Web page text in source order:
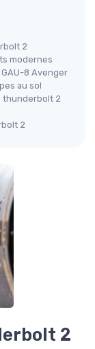
2
modernes
8 Avenger
au sol
thunderbolt 2
2
2